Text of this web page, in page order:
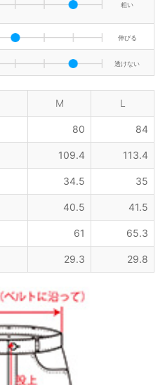
粗い
伸びる
透けない
M L
80 84
109.4 113.4
34.5 35
40.5 41.5
61 65.3
29.3 29.8